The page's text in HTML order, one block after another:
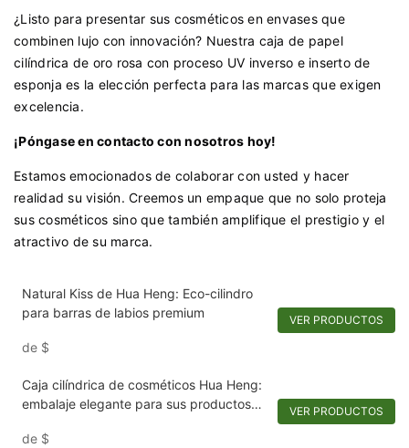
¿Listo para presentar sus cosméticos en envases que
combinen lujo con innovación? Nuestra caja de papel
cilíndrica de oro rosa con proceso UV inverso e inserto de
esponja es la elección perfecta para las marcas que exigen
excelencia.
¡Póngase en contacto con nosotros hoy!
Estamos emocionados de colaborar con usted y hacer
realidad su visión. Creemos un empaque que no solo proteja
sus cosméticos sino que también amplifique el prestigio y el
atractivo de su marca.
Natural Kiss de Hua Heng: Eco-cilindro
para barras de labios premium
de $
VER PRODUCTOS
Caja cilíndrica de cosméticos Hua Heng:
embalaje elegante para sus productos
de $
VER PRODUCTOS